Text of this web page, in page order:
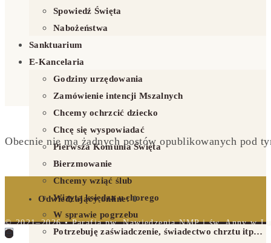
Spowiedź Święta
Nabożeństwa
Sanktuarium
E-Kancelaria
Godziny urzędowania
Zamówienie intencji Mszalnych
Chcemy ochrzcić dziecko
Chcę się wyspowiadać
Pierwsza Komunia Święta
Bierzmowanie
Chcemy wziąć ślub
Wizyta księdza u chorego
W sprawie pogrzebu
Potrzebuję zaświadczenie, świadectwo chrztu itp…
Obecnie nie ma żadnych postów opublikowanych pod
Odwiedzający online:0
© 2021–2026 • Parafia pw. Nawiedzenia NMP i św. Anny w